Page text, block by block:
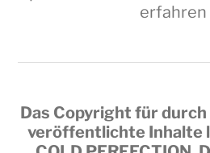
erfahren
Das Copyright für
veröffentlichte Inhalte